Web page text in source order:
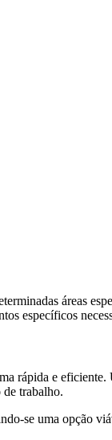
áreas
específicos
rápida e
trabalho.
se uma opção